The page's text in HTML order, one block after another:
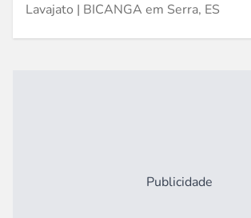
Lavajato | BICANGA em Serra, ES
Publicidade